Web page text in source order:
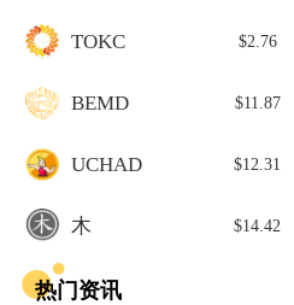
TOKC $2.76
BEMD $11.87
UCHAD $12.31
木 $14.42
热门资讯